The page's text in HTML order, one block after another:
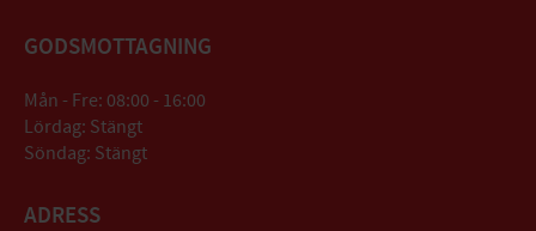
GODSMOTTAGNING
Mån - Fre: 08:00 - 16:00
Lördag: Stängt
Söndag: Stängt
ADRESS